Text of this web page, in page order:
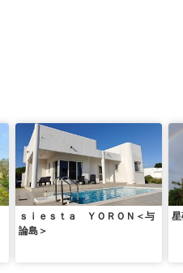
ｓｉｅｓｔａ ＹＯＲＯＮ＜与
論島＞